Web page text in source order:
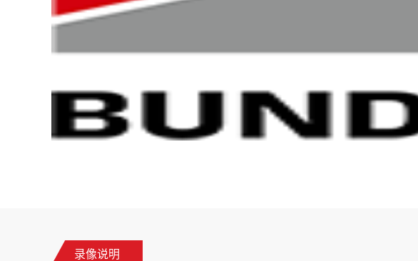
录像说明